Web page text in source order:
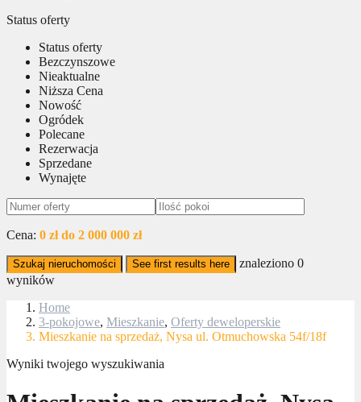
Status oferty
Status oferty
Bezczynszowe
Nieaktualne
Niższa Cena
Nowość
Ogródek
Polecane
Rezerwacja
Sprzedane
Wynajęte
Cena: 0 zł do 2 000 000 zł
Szukaj nieruchomości See first results here znaleziono 0
wyników
Home
3-pokojowe, Mieszkanie, Oferty deweloperskie
Mieszkanie na sprzedaż, Nysa ul. Otmuchowska 54f/18f
Wyniki twojego wyszukiwania